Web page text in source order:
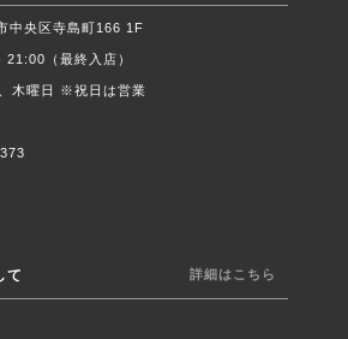
中央区寺島町166 1F
（最終入店）
木曜日 ※祝日は営業
て 詳細はこちら